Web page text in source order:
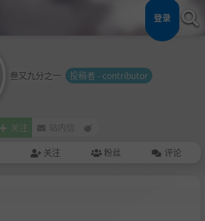
登录
叁又九分之一 投稿者 - contributor
关注 站内信
关注 粉丝
评论